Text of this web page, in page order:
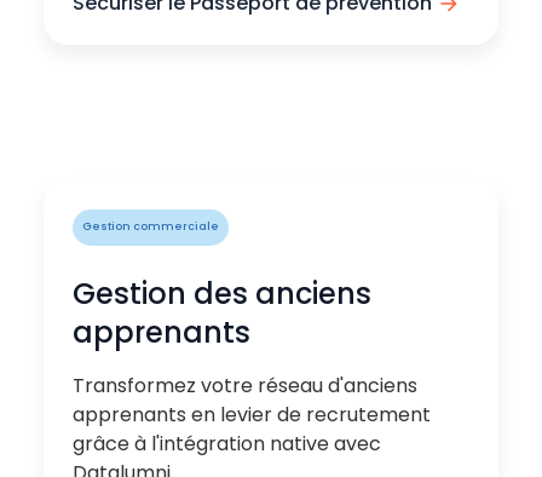
Gestion commerciale
Gestion des anciens
apprenants
Transformez votre réseau d'anciens
apprenants en levier de recrutement
grâce à l'intégration native avec